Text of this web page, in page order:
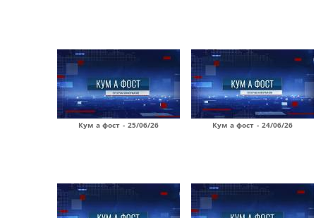
Кум а фост - 25/06/26 Кум а фост - 24/06/26